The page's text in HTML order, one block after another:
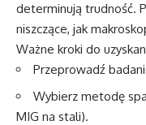
determinują trudność.
niszczące, jak
Ważne kroki do
Przeprowadź
Wybierz metodę
MIG na stali).